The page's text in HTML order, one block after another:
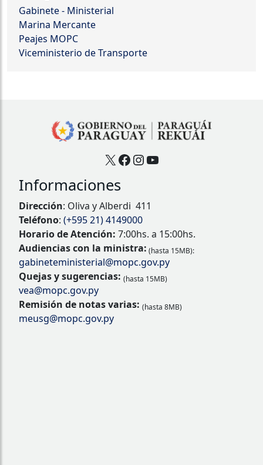
Gabinete - Ministerial
Marina Mercante
Peajes MOPC
Viceministerio de Transporte
X Facebook
Instagram
YouTube
Informaciones
Dirección: Oliva y Alberdi 411
Teléfono: (+595 21) 4149000
Horario de Atención: 7:00hs. a 15:00hs.
Audiencias con la ministra: (hasta 15MB):
gabineteministerial@mopc.gov.py
Quejas y sugerencias: (hasta 15MB)
vea@mopc.gov.py
Remisión de notas varias: (hasta 8MB)
meusg@mopc.gov.py